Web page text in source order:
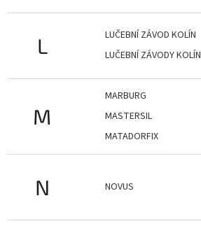
L
LUČEBNÍ ZÁVOD KOLÍN
LUČEBNÍ ZÁVODY KOLÍN
M
MARBURG
MASTERSIL
MATADORFIX
N NOVUS